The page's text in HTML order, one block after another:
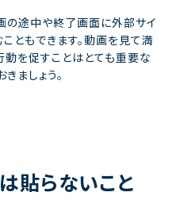
の途中や終了画面に外部サイ
こともできます。動画を見て満
動を促すことはとても重要な
ましょう。
貼らないこと